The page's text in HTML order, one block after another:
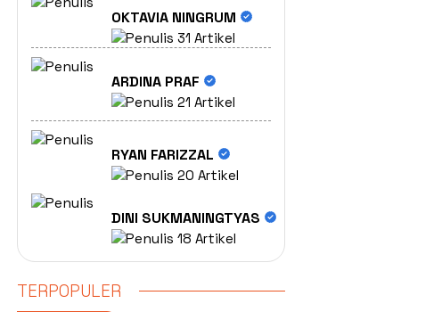
OKTAVIA NINGRUM
31 Artikel
ARDINA PRAF
21 Artikel
RYAN FARIZZAL
20 Artikel
DINI SUKMANINGTYAS
18 Artikel
TERPOPULER